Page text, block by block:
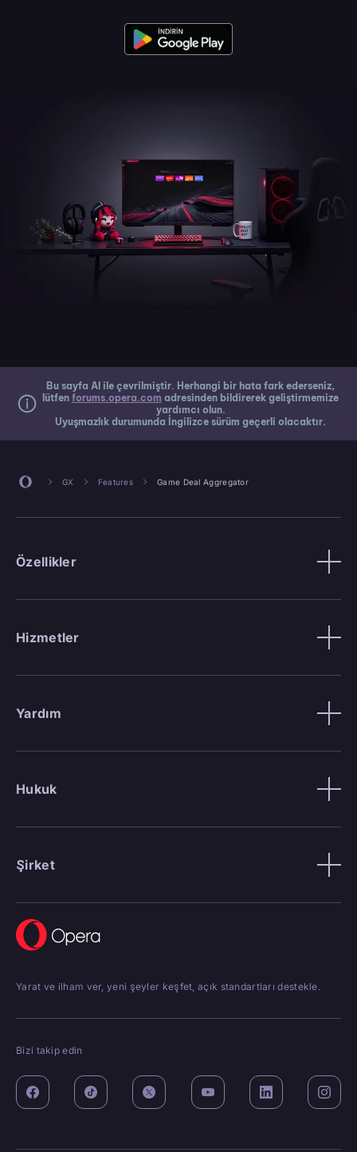
Bu sayfa AI ile çevrilmiştir. Herhangi bir hata fark ederseniz,
lütfen forums.opera.com adresinden bildirerek geliştirmemize
yardımcı olun.
Uyuşmazlık durumunda İngilizce sürüm geçerli olacaktır.
GX Features Game Deal Aggregator
Özellikler
Hizmetler
Yardım
Hukuk
Şirket
Yarat ve ilham ver, yeni şeyler keşfet, açık standartları destekle.
Bizi takip edin